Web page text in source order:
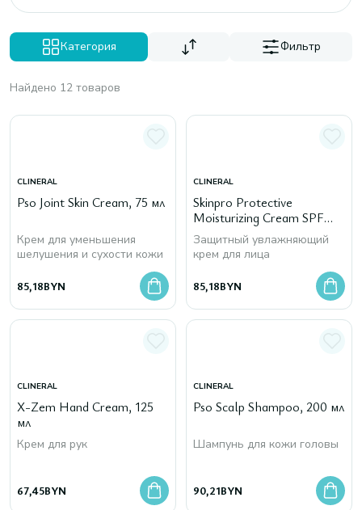
Категория Фильтр
Найдено 12 товаров
CLINERAL
Pso Joint Skin Cream, 75 мл
Крем для уменьшения
шелушения и сухости кожи
85,18BYN
CLINERAL
Skinpro Protective
Moisturizing Cream SPF
50+
Защитный увлажняющий
крем для лица
85,18BYN
CLINERAL
X-Zem Hand Cream, 125
мл
Крем для рук
67,45BYN
CLINERAL
Pso Scalp Shampoo, 200 мл
Шампунь для кожи головы
90,21BYN